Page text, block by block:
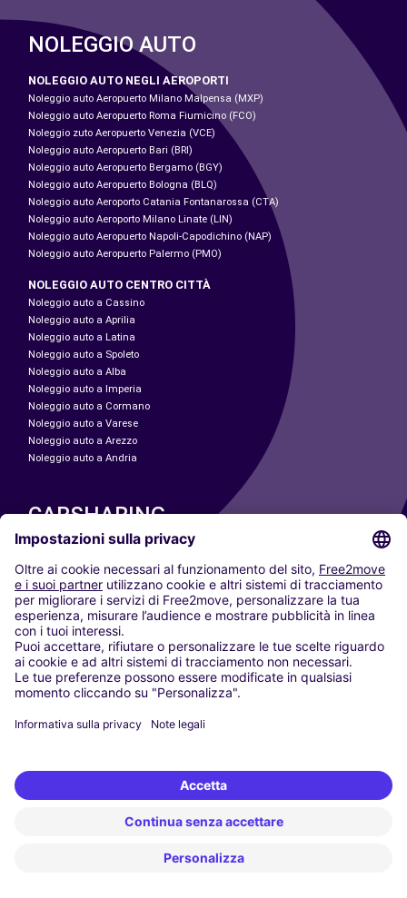
NOLEGGIO AUTO
NOLEGGIO AUTO NEGLI AEROPORTI
Noleggio auto Aeropuerto Milano Malpensa (MXP)
Noleggio auto Aeropuerto Roma Fiumicino (FCO)
Noleggio zuto Aeropuerto Venezia (VCE)
Noleggio auto Aeropuerto Bari (BRI)
Noleggio auto Aeropuerto Bergamo (BGY)
Noleggio auto Aeropuerto Bologna (BLQ)
Noleggio auto Aeroporto Catania Fontanarossa (CTA)
Noleggio auto Aeroporto Milano Linate (LIN)
Noleggio auto Aeropuerto Napoli-Capodichino (NAP)
Noleggio auto Aeropuerto Palermo (PMO)
NOLEGGIO AUTO CENTRO CITTÀ
Noleggio auto a Cassino
Noleggio auto a Aprilia
Noleggio auto a Latina
Noleggio auto a Spoleto
Noleggio auto a Alba
Noleggio auto a Imperia
Noleggio auto a Cormano
Noleggio auto a Varese
Noleggio auto a Arezzo
Noleggio auto a Andria
CARSHARING
LE NOSTRE CITTÀ
Paris
Madrid
Washington DC
Milano
Roma
Torino
Vienna
Berlino
Düsseldorf